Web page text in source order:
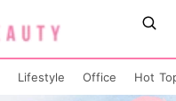
Lifestyle Office Hot